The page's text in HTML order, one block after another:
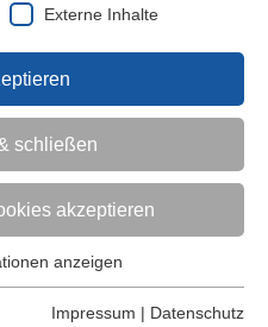
Externe Inhalte
schließen
akzeptieren
grundlegende Funktionen der
anzeigen
Impressum | Datenschutz